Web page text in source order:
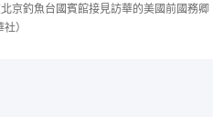
京釣魚台國賓館接見訪華的美國前國務卿
）